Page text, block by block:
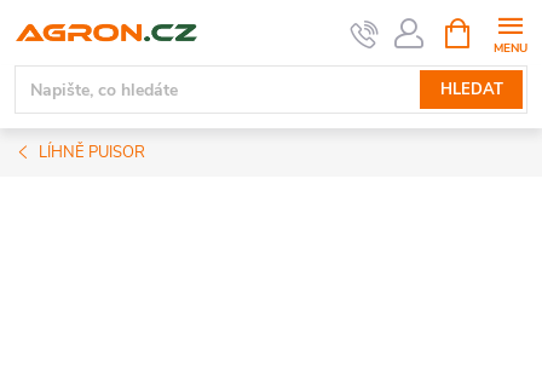
na
obsah
HLEDAT
NÁKUPNÍ
KOŠÍK
LÍHNĚ PUISOR